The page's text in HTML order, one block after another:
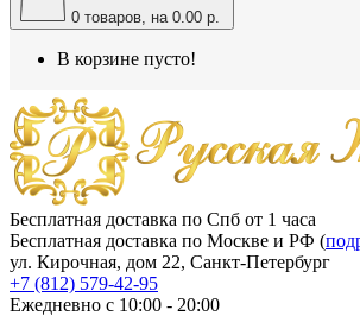
0 товаров, на 0.00 р.
В корзине пусто!
Бесплатная доставка по Спб от 1 часа
Бесплатная доставка по Москве и РФ (
ул. Кирочная, дом 22, Санкт-Петербург
+7 (812) 579-42-95
Ежедневно с 10:00 - 20:00